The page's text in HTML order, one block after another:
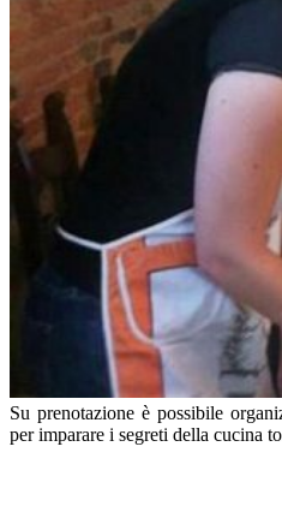
Su prenotazione è possibile
per imparare i segreti della cucina